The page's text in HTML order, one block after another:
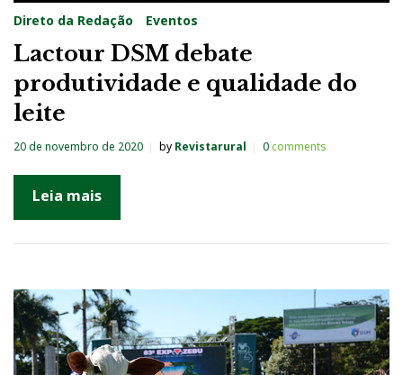
Direto da Redação Eventos
Lactour DSM debate
produtividade e qualidade do
leite
20 de novembro de 2020 by Revistarural 0comments
Leia mais